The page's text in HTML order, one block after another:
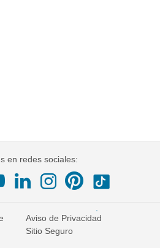
en redes sociales:
Aviso de Privacidad
Sitio Seguro